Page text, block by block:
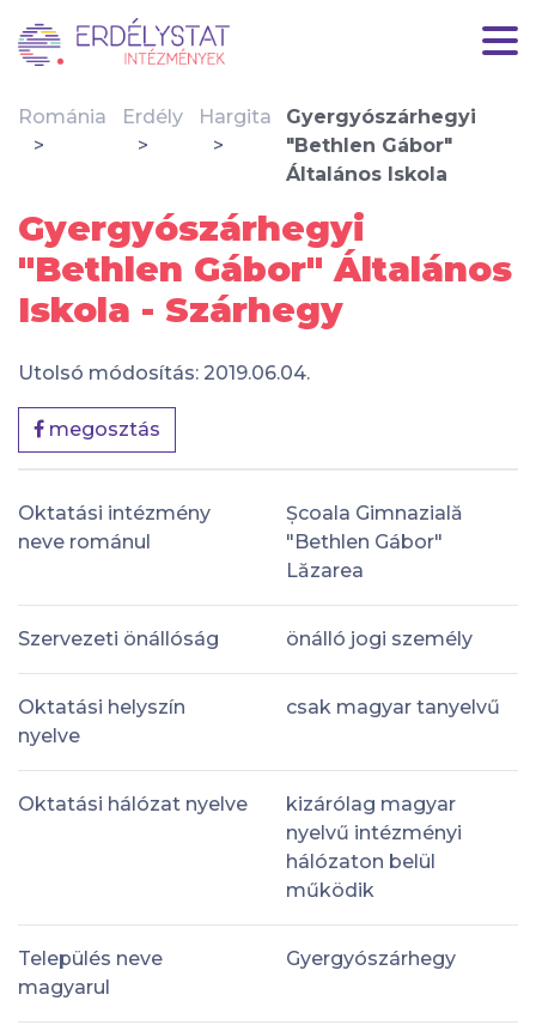
Románia Erdély Hargita
Gyergyószárhegyi
"Bethlen Gábor"
Általános Iskola
Gyergyószárhegyi
"Bethlen Gábor" Általános
Iskola - Szárhegy
Utolsó módosítás: 2019.06.04.
megosztás
Oktatási intézmény
neve románul
Școala Gimnazială
"Bethlen Gábor"
Lăzarea
Szervezeti önállóság önálló jogi személy
Oktatási helyszín
nyelve
csak magyar tanyelvű
Oktatási hálózat nyelve
kizárólag magyar
nyelvű intézményi
hálózaton belül
működik
Település neve
magyarul
Gyergyószárhegy